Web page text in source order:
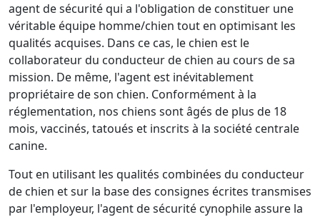
agent de sécurité qui a l'obligation de constituer une
véritable équipe homme/chien tout en optimisant les
qualités acquises. Dans ce cas, le chien est le
collaborateur du conducteur de chien au cours de sa
mission. De même, l'agent est inévitablement
propriétaire de son chien. Conformément à la
réglementation, nos chiens sont âgés de plus de 18
mois, vaccinés, tatoués et inscrits à la société centrale
canine.
Tout en utilisant les qualités combinées du conducteur
de chien et sur la base des consignes écrites transmises
par l'employeur, l'agent de sécurité cynophile assure la